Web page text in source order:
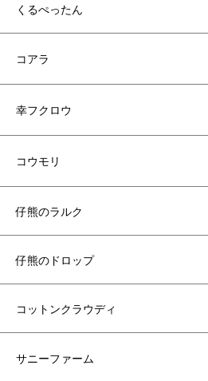
くるぺったん
コアラ
幸フクロウ
コウモリ
仔熊のラルク
仔熊のドロップ
コットンクラウディ
サニーファーム